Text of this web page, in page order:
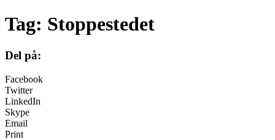
Tag: Stoppestedet
Del på:
Facebook
Twitter
LinkedIn
Skype
Email
Print